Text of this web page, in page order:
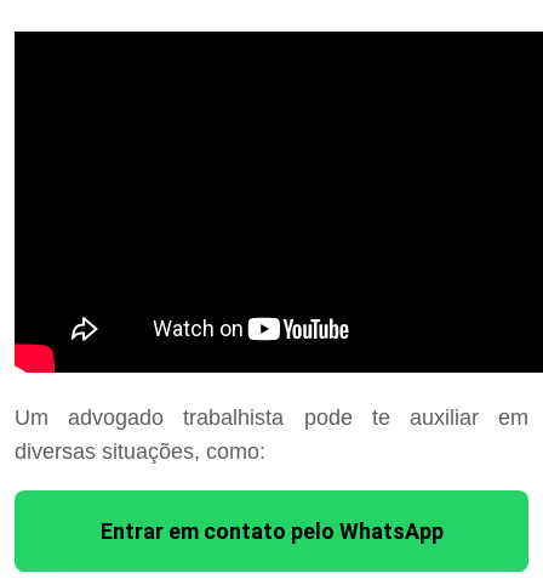
Um advogado trabalhista pode te auxiliar em
diversas situações, como:
Entrar em contato pelo WhatsApp